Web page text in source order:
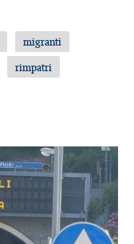
migranti
rimpatri